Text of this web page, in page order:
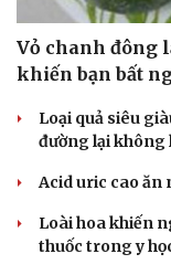
Vỏ chanh đông
khiến bạn bất
Loại quả siêu
đường lại không
Acid uric cao ăn
Loài hoa khiến
thuốc trong y